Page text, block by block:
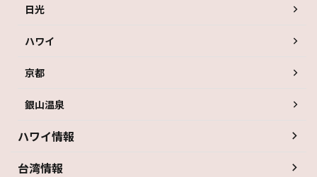
日光
ハワイ
京都
銀山温泉
ハワイ情報
台湾情報